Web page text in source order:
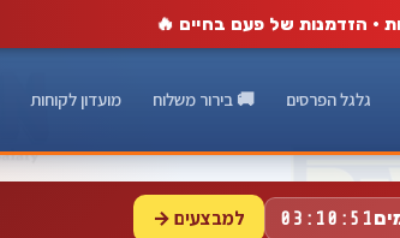
· הזדמנות של פעם בחיים 🔥
גלגל הפרסים 🚚 בירור משלוח מועדון לקוחות
03:10:50 למבצעים →